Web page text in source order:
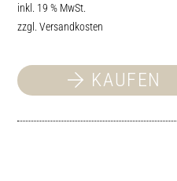
inkl. 19 % MwSt.
zzgl.Versandkosten
KAUFEN